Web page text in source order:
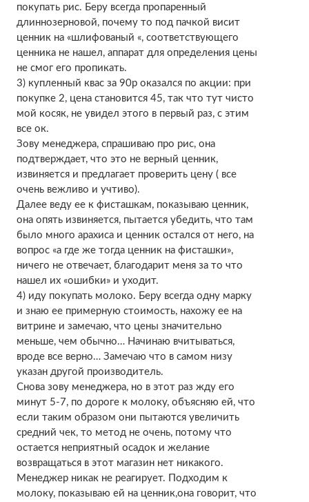
покупать рис. Беру всегда пропаренный
длиннозерновой, почему то под пачкой висит
ценник на «шлифованый «, соответствующего
ценника не нашел, аппарат для определения цены
не смог его пропикать.
3) купленный квас за 90р оказался по акции: при
покупке 2, цена становится 45, так что тут чисто
мой косяк, не увидел этого в первый раз, с этим
все ок.
Зову менеджера, спрашиваю про рис, она
подтверждает, что это не верный ценник,
извиняется и предлагает проверить цену ( все
очень вежливо и учтиво).
Далее веду ее к фисташкам, показываю ценник,
она опять извиняется, пытается убедить, что там
было много арахиса и ценник остался от него, на
вопрос «а где же тогда ценник на фисташки»,
ничего не отвечает, благодарит меня за то что
нашел их «ошибки» и уходит.
4) иду покупать молоко. Беру всегда одну марку
и знаю ее примерную стоимость, нахожу ее на
витрине и замечаю, что цены значительно
меньше, чем обычно… Начинаю вчитываться,
вроде все верно… Замечаю что в самом низу
указан другой производитель.
Снова зову менеджера, но в этот раз жду его
минут 5-7, по дороге к молоку, объясняю ей, что
если таким образом они пытаются увеличить
средний чек, то метод не очень, потому что
остается неприятный осадок и желание
возвращаться в этот магазин нет никакого.
Менеджер никак не реагирует. Подходим к
молоку, показываю ей на ценник,она говорит, что